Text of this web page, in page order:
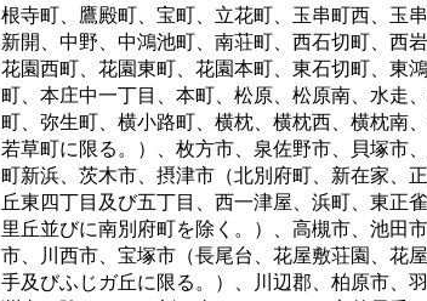
根寺町、鷹殿町、宝町、立花町、玉串町西、玉
新開、中野、中鴻池町、南荘町、西石切町、西
花園西町、花園東町、花園本町、東石切町、東
町、本庄中一丁目、本町、松原、松原南、水走
町、弥生町、横小路町、横枕、横枕西、横枕南
若草町に限る。）、枚方市、泉佐野市、貝塚市
町新浜、茨木市、摂津市（北別府町、新在家、
丘東四丁目及び五丁目、西一津屋、浜町、東正
里丘並びに南別府町を除く。）、高槻市、池田
市、川西市、宝塚市（長尾台、花屋敷荘園、花
手及びふじガ丘に限る。）、川辺郡、柏原市、